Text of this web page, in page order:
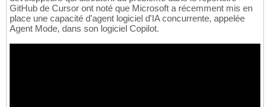
GitHub de Cursor ont noté que Microsoft a récemment mis en
place une capacité d'agent logiciel d'IA concurrente, appelée
Agent Mode, dans son logiciel Copilot.